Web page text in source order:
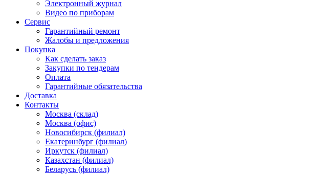
Электронный журнал
Видео по приборам
Сервис
Гарантийный ремонт
Жалобы и предложения
Покупка
Как сделать заказ
Закупки по тендерам
Оплата
Гарантийные обязательства
Доставка
Контакты
Москва (склад)
Москва (офис)
Новосибирск (филиал)
Екатеринбург (филиал)
Иркутск (филиал)
Казахстан (филиал)
Беларусь (филиал)